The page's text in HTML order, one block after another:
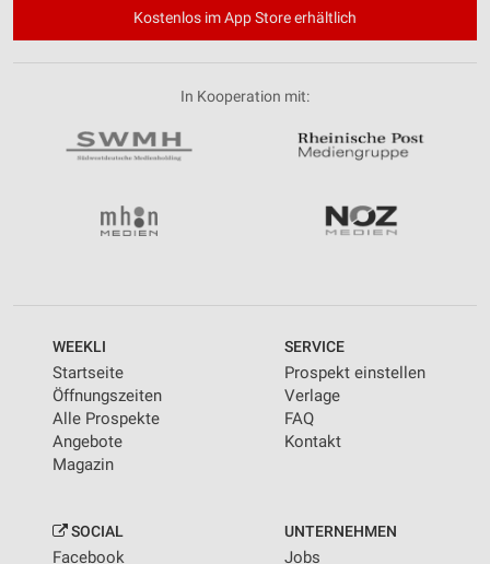
Kostenlos im App Store erhältlich
In Kooperation mit:
WEEKLI
Startseite
Öffnungszeiten
Alle Prospekte
Angebote
Magazin
SERVICE
Prospekt einstellen
Verlage
FAQ
Kontakt
SOCIAL
Facebook
UNTERNEHMEN
Jobs